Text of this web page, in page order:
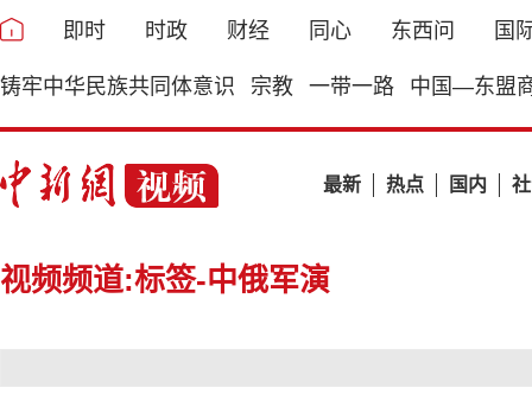
即时 时政 财经 同心 东西问 国
铸牢中华民族共同体意识 宗教 一带一路 中国—东盟
最新 热点 国内
视频频道:标签-中俄军演